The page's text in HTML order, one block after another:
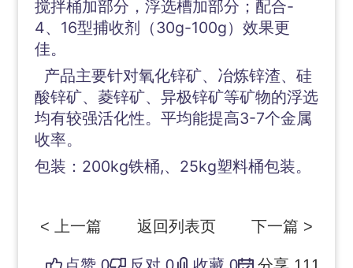
搅拌桶加部分，浮选槽加部分；配合-
4、16型捕收剂（30g-100g）效果更
佳。
产品主要针对氧化锌矿、冶炼锌渣、硅
酸锌矿、菱锌矿、异极锌矿等矿物的浮选
均有较强活化性。平均能提高3-7个金属
收率。
包装：200kg铁桶,、25kg塑料桶包装。
< 上一篇 返回列表页 下一篇 >